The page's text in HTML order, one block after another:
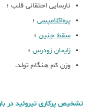
نارسایی احتقانی قلب ؛
پره‌اکلامپسی ؛
سقط جنین ؛
زایمان زودرس ؛
وزن کم هنگام تولد.
تشخیص پرکاری تیروئید در